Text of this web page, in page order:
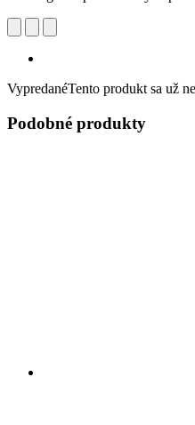
VypredanéTento produkt sa už
Podobné produkty